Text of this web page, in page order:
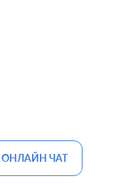
ОНЛАЙН ЧАТ